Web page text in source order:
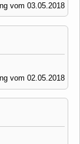
vom 03.05.2018
vom 02.05.2018